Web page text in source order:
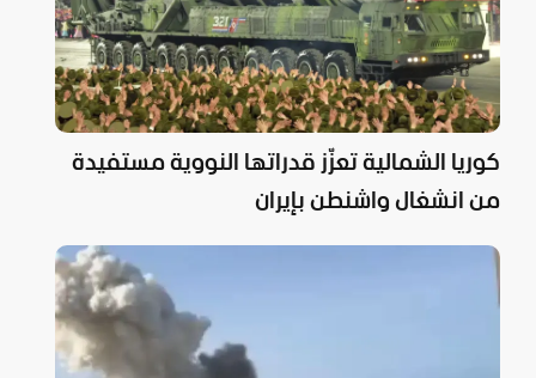
كوريا الشمالية تعزّز قدراتها النووية مستفيدة
من انشغال واشنطن بإيران